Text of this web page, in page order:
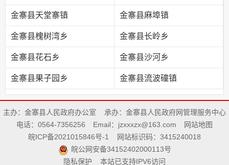
金寨县天堂寨镇 金寨县麻埠镇
金寨县槐树湾乡 金寨县长岭乡
金寨县花石乡 金寨县沙河乡
金寨县果子园乡 金寨县流波䃥镇
主办：金寨县人民政府办公室
承办：金寨县人民政府网管理服务中心
电话：0564-7356256
Email：jzxxxzx@163.com
网站地图
皖ICP备2021015846号-1
网站标识码：3415240018
皖公网安备34152402000113号
隐私保护
本站已支持IPV6访问